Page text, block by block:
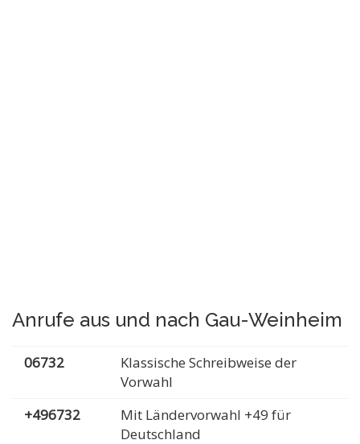
Anrufe aus und nach Gau-Weinheim
06732
Klassische Schreibweise der
Vorwahl
+496732
Mit Ländervorwahl +49 für
Deutschland